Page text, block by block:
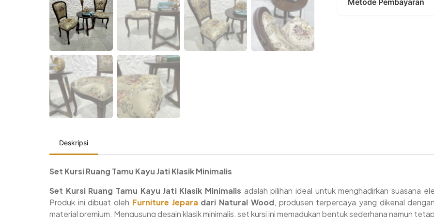
jACCasa ekspedisi
Anda dapat memesan
Metode Pembayaran
Deskripsi
Set Kursi Ruang Tamu Kayu Jati Klasik Minimalis
Set Kursi Ruang Tamu Kayu Jati Klasik Minimalis adalah pilihan ideal untuk menghadirkan suasana
Produk ini dibuat oleh Furniture Jepara dari Natural Wood, produsen terpercaya yang dikenal
material premium. Mengusung desain klasik minimalis, set kursi ini memadukan bentuk sederhana namun